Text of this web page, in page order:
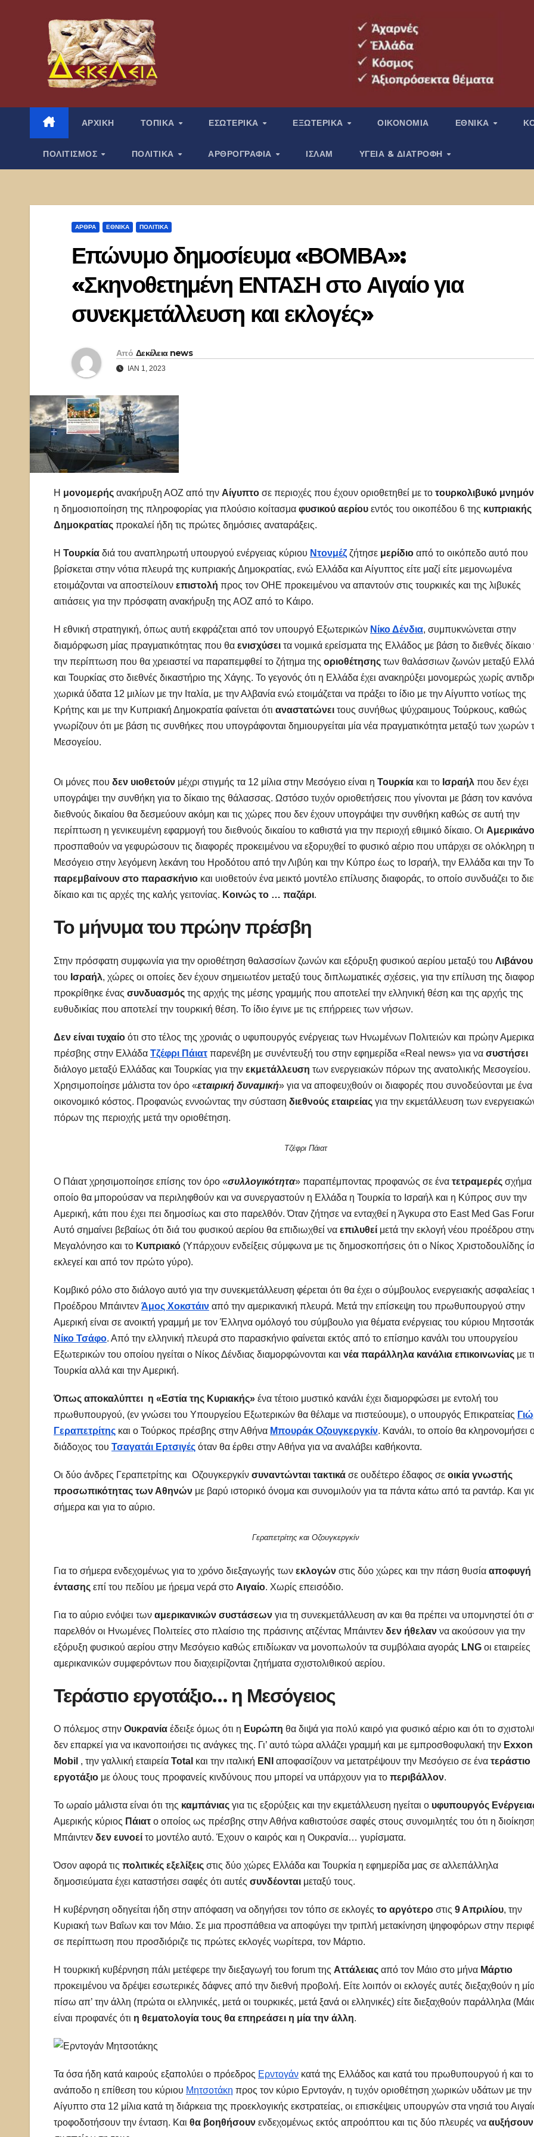
περιεχόμενο
ΑΡΧΙΚΗ ΤΟΠΙΚΑ ΕΣΩΤΕΡΙΚΑ ΕΞΩΤΕΡΙΚΑ ΟΙΚΟΝΟΜΙΑ ΕΘΝΙΚΑ
ΠΟΛΙΤΙΣΜΟΣ ΠΟΛΙΤΙΚΑ ΑΡΘΡΟΓΡΑΦΙΑ ΙΣΛΑΜ ΥΓΕΙΑ & ΔΙΑΤΡΟΦΗ
ΑΡΘΡΑ ΕΘΝΙΚΑ ΠΟΛΙΤΙΚΑ
Επώνυμο δημοσίευμα «ΒΟΜΒΑ»:
«Σκηνοθετημένη ΕΝΤΑΣΗ στο Αιγαίο για
συνεκμετάλλευση και εκλογές»
Από Δεκέλεια news
ΙΑΝ 1, 2023
Η μονομερής ανακήρυξη ΑΟΖ από την Αίγυπτο σε περιοχές που έχουν οριοθετηθεί με το τουρκολιβυκό
η δημοσιοποίηση της πληροφορίας για πλούσιο κοίτασμα φυσικού αερίου εντός του οικοπέδου 6 της κυπριακής
Δημοκρατίας προκαλεί ήδη τις πρώτες δημόσιες αναταράξεις.
Η Τουρκία διά του αναπληρωτή υπουργού ενέργειας κύριου Ντονμέζ ζήτησε μερίδιο από το οικόπεδο αυτό που
βρίσκεται στην νότια πλευρά της κυπριακής Δημοκρατίας, ενώ Ελλάδα και Αίγυπτος είτε μαζί είτε μεμονωμένα
ετοιμάζονται να αποστείλουν επιστολή προς τον ΟΗΕ προκειμένου να απαντούν στις τουρκικές και της λιβυκές
αιτιάσεις για την πρόσφατη ανακήρυξη της ΑΟΖ από το Κάιρο.
Η εθνική στρατηγική, όπως αυτή εκφράζεται από τον υπουργό Εξωτερικών Νίκο Δένδια, συμπυκνώνεται στην
διαμόρφωση μίας πραγματικότητας που θα ενισχύσει τα νομικά ερείσματα της Ελλάδος με βάση το διεθνές δίκαιο
την περίπτωση που θα χρειαστεί να παραπεμφθεί το ζήτημα της οριοθέτησης των θαλάσσιων ζωνών μεταξύ
και Τουρκίας στο διεθνές δικαστήριο της Χάγης. Το γεγονός ότι η Ελλάδα έχει ανακηρύξει μονομερώς χωρίς
χωρικά ύδατα 12 μιλίων με την Ιταλία, με την Αλβανία ενώ ετοιμάζεται να πράξει το ίδιο με την Αίγυπτο νοτίως της
Κρήτης και με την Κυπριακή Δημοκρατία φαίνεται ότι αναστατώνει τους συνήθως ψύχραιμους Τούρκους, καθώς
γνωρίζουν ότι με βάση τις συνθήκες που υπογράφονται δημιουργείται μία νέα πραγματικότητα μεταξύ των χωρών
Μεσογείου.
Οι μόνες που δεν υιοθετούν μέχρι στιγμής τα 12 μίλια στην Μεσόγειο είναι η Τουρκία και το Ισραήλ που δεν έχει
υπογράψει την συνθήκη για το δίκαιο της θάλασσας. Ωστόσο τυχόν οριοθετήσεις που γίνονται με βάση τον κανόνα
διεθνούς δικαίου θα δεσμεύουν ακόμη και τις χώρες που δεν έχουν υπογράψει την συνθήκη καθώς σε αυτή την
περίπτωση η γενικευμένη εφαρμογή του διεθνούς δικαίου το καθιστά για την περιοχή εθιμικό δίκαιο. Οι
προσπαθούν να γεφυρώσουν τις διαφορές προκειμένου να εξορυχθεί το φυσικό αέριο που υπάρχει σε ολόκληρη
Μεσόγειο στην λεγόμενη λεκάνη του Ηροδότου από την Λιβύη και την Κύπρο έως το Ισραήλ, την Ελλάδα και την
παρεμβαίνουν στο παρασκήνιο και υιοθετούν ένα μεικτό μοντέλο επίλυσης διαφοράς, το οποίο συνδυάζει το
δίκαιο και τις αρχές της καλής γειτονίας. Κοινώς το … παζάρι.
Το μήνυμα του πρώην πρέσβη
Στην πρόσφατη συμφωνία για την οριοθέτηση θαλασσίων ζωνών και εξόρυξη φυσικού αερίου μεταξύ του Λιβάνου
του Ισραήλ, χώρες οι οποίες δεν έχουν σημειωτέον μεταξύ τους διπλωματικές σχέσεις, για την επίλυση της
προκρίθηκε ένας συνδυασμός της αρχής της μέσης γραμμής που αποτελεί την ελληνική θέση και της αρχής της
ευθυδικίας που αποτελεί την τουρκική θέση. Το ίδιο έγινε με τις επήρρειες των νήσων.
Δεν είναι τυχαίο ότι στο τέλος της χρονιάς ο υφυπουργός ενέργειας των Ηνωμένων Πολιτειών και πρώην
πρέσβης στην Ελλάδα Τζέφρι Πάιατ παρενέβη με συνέντευξή του στην εφημερίδα «Real news» για να συστήσει
διάλογο μεταξύ Ελλάδας και Τουρκίας για την εκμετάλλευση των ενεργειακών πόρων της ανατολικής Μεσογείου.
Χρησιμοποίησε μάλιστα τον όρο «εταιρική δυναμική» για να αποφευχθούν οι διαφορές που συνοδεύονται με ένα
οικονομικό κόστος. Προφανώς εννοώντας την σύσταση διεθνούς εταιρείας για την εκμετάλλευση των
πόρων της περιοχής μετά την οριοθέτηση.
Τζέφρι Πάιατ
Ο Πάιατ χρησιμοποίησε επίσης τον όρο «συλλογικότητα» παραπέμποντας προφανώς σε ένα τετραμερές σχήμα
οποίο θα μπορούσαν να περιληφθούν και να συνεργαστούν η Ελλάδα η Τουρκία το Ισραήλ και η Κύπρος συν την
Αμερική, κάτι που έχει πει δημοσίως και στο παρελθόν. Όταν ζήτησε να ενταχθεί η Άγκυρα στο East Med Gas
Αυτό σημαίνει βεβαίως ότι διά του φυσικού αερίου θα επιδιωχθεί να επιλυθεί μετά την εκλογή νέου προέδρου
Μεγαλόνησο και το Κυπριακό (Υπάρχουν ενδείξεις σύμφωνα με τις δημοσκοπήσεις ότι ο Νίκος Χριστοδουλίδης
εκλεγεί και από τον πρώτο γύρο).
Κομβικό ρόλο στο διάλογο αυτό για την συνεκμετάλλευση φέρεται ότι θα έχει ο σύμβουλος ενεργειακής ασφαλείας
Προέδρου Μπάιντεν Άμος Χοκστάιν από την αμερικανική πλευρά. Μετά την επίσκεψη του πρωθυπουργού στην
Αμερική είναι σε ανοικτή γραμμή με τον Έλληνα ομόλογό του σύμβουλο για θέματα ενέργειας του κύριου
Νίκο Τσάφο. Από την ελληνική πλευρά στο παρασκήνιο φαίνεται εκτός από το επίσημο κανάλι του υπουργείου
Εξωτερικών του οποίου ηγείται ο Νίκος Δένδιας διαμορφώνονται και νέα παράλληλα κανάλια επικοινωνίας με
Τουρκία αλλά και την Αμερική.
Όπως αποκαλύπτει η «Εστία της Κυριακής» ένα τέτοιο μυστικό κανάλι έχει διαμορφώσει με εντολή του
πρωθυπουργού, (εν γνώσει του Υπουργείου Εξωτερικών θα θέλαμε να πιστεύουμε), ο υπουργός Επικρατείας
Γεραπετρίτης και ο Τούρκος πρέσβης στην Αθήνα Μπουράκ Οζουγκεργκίν. Κανάλι, το οποίο θα κληρονομήσει
διάδοχος του Τσαγατάι Ερτσιγές όταν θα έρθει στην Αθήνα για να αναλάβει καθήκοντα.
Οι δύο άνδρες Γεραπετρίτης και Οζουγκεργκίν συναντώνται τακτικά σε ουδέτερο έδαφος σε οικία γνωστής
προσωπικότητας των Αθηνών με βαρύ ιστορικό όνομα και συνομιλούν για τα πάντα κάτω από τα ραντάρ. Και
σήμερα και για το αύριο.
Γεραπετρίτης και Οζουγκεργκίν
Για το σήμερα ενδεχομένως για το χρόνο διεξαγωγής των εκλογών στις δύο χώρες και την πάση θυσία αποφυγή
έντασης επί του πεδίου με ήρεμα νερά στο Αιγαίο. Χωρίς επεισόδιο.
Για το αύριο ενόψει των αμερικανικών συστάσεων για τη συνεκμετάλλευση αν και θα πρέπει να υπομνηστεί ότι
παρελθόν οι Ηνωμένες Πολιτείες στο πλαίσιο της πράσινης ατζέντας Μπάιντεν δεν ήθελαν να ακούσουν για την
εξόρυξη φυσικού αερίου στην Μεσόγειο καθώς επιδίωκαν να μονοπωλούν τα συμβόλαια αγοράς LNG οι εταιρείες
αμερικανικών συμφερόντων που διαχειρίζονται ζητήματα σχιστολιθικού αερίου.
Τεράστιο εργοτάξιο… η Μεσόγειος
Ο πόλεμος στην Ουκρανία έδειξε όμως ότι η Ευρώπη θα διψά για πολύ καιρό για φυσικό αέριο και ότι το
δεν επαρκεί για να ικανοποιήσει τις ανάγκες της. Γι’ αυτό τώρα αλλάζει γραμμή και με εμπροσθοφυλακή την Εxxon
Mobil , την γαλλική εταιρεία Total και την ιταλική ENI αποφασίζουν να μετατρέψουν την Μεσόγειο σε ένα τεράστιο
εργοτάξιο με όλους τους προφανείς κινδύνους που μπορεί να υπάρχουν για το περιβάλλον.
Το ωραίο μάλιστα είναι ότι της καμπάνιας για τις εξορύξεις και την εκμετάλλευση ηγείται ο υφυπουργός
Αμερικής κύριος Πάιατ ο οποίος ως πρέσβης στην Αθήνα καθιστούσε σαφές στους συνομιλητές του ότι η διοίκηση
Μπάιντεν δεν ευνοεί το μοντέλο αυτό. Έχουν ο καιρός και η Ουκρανία… γυρίσματα.
Όσον αφορά τις πολιτικές εξελίξεις στις δύο χώρες Ελλάδα και Τουρκία η εφημερίδα μας σε αλλεπάλληλα
δημοσιεύματα έχει καταστήσει σαφές ότι αυτές συνδέονται μεταξύ τους.
Η κυβέρνηση οδηγείται ήδη στην απόφαση να οδηγήσει τον τόπο σε εκλογές το αργότερο στις 9 Απριλίου, την
Κυριακή των Βαΐων και τον Μάιο. Σε μια προσπάθεια να αποφύγει την τριπλή μετακίνηση ψηφοφόρων στην
σε περίπτωση που προσδιόριζε τις πρώτες εκλογές νωρίτερα, τον Μάρτιο.
Η τουρκική κυβέρνηση πάλι μετέφερε την διεξαγωγή του forum της Αττάλειας από τον Μάιο στο μήνα Μάρτιο
προκειμένου να δρέψει εσωτερικές δάφνες από την διεθνή προβολή. Είτε λοιπόν οι εκλογές αυτές διεξαχθούν η
πίσω απ’ την άλλη (πρώτα οι ελληνικές, μετά οι τουρκικές, μετά ξανά οι ελληνικές) είτε διεξαχθούν παράλληλα
είναι προφανές ότι η θεματολογία τους θα επηρεάσει η μία την άλλη.
Τα όσα ήδη κατά καιρούς εξαπολύει ο πρόεδρος Ερντογάν κατά της Ελλάδος και κατά του πρωθυπουργού ή και το
ανάποδο η επίθεση του κύριου Μητσοτάκη προς τον κύριο Ερντογάν, η τυχόν οριοθέτηση χωρικών υδάτων με την
Αίγυπτο στα 12 μίλια κατά τη διάρκεια της προεκλογικής εκστρατείας, οι επισκέψεις υπουργών στα νησιά του
τροφοδοτήσουν την ένταση. Και θα βοηθήσουν ενδεχομένως εκτός απροόπτου και τις δύο πλευρές να αυξήσουν